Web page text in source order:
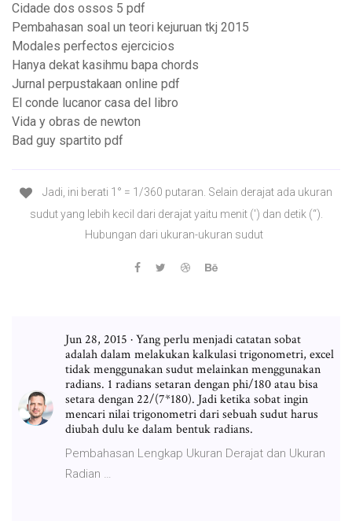
Cidade dos ossos 5 pdf
Pembahasan soal un teori kejuruan tkj 2015
Modales perfectos ejercicios
Hanya dekat kasihmu bapa chords
Jurnal perpustakaan online pdf
El conde lucanor casa del libro
Vida y obras de newton
Bad guy spartito pdf
Jadi, ini berati 1° = 1/360 putaran. Selain derajat ada ukuran
sudut yang lebih kecil dari derajat yaitu menit (') dan detik (“).
Hubungan dari ukuran-ukuran sudut
Jun 28, 2015 · Yang perlu menjadi catatan sobat
adalah dalam melakukan kalkulasi trigonometri, excel
tidak menggunakan sudut melainkan menggunakan
radians. 1 radians setaran dengan phi/180 atau bisa
setara dengan 22/(7*180). Jadi ketika sobat ingin
mencari nilai trigonometri dari sebuah sudut harus
diubah dulu ke dalam bentuk radians.
Pembahasan Lengkap Ukuran Derajat dan Ukuran
Radian …